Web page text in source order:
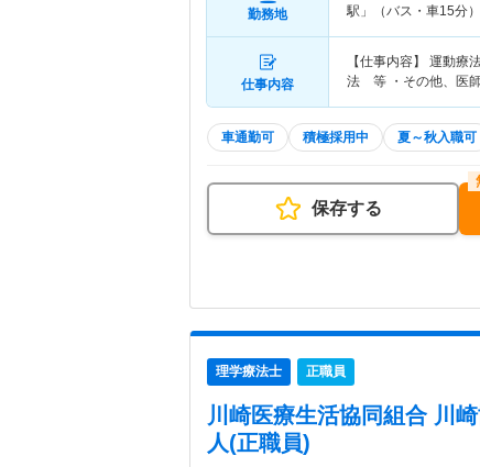
勤務地
駅」（バス・車15分
仕事内容
【仕事内容】 運動
法 等 ・その他、医
車通勤可 積極採用中 夏～秋入職可
保存する
理学療法士 正職員
川崎医療生活協同組合 川
人(正職員)